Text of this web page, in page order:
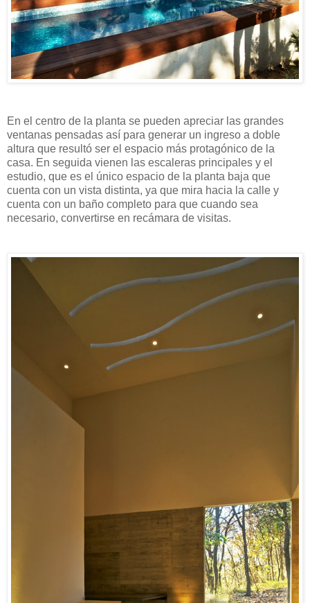
En el centro de la planta se pueden apreciar las grandes
ventanas pensadas así para generar un ingreso a doble
altura que resultó ser el espacio más protagónico de la
casa. En seguida vienen las escaleras principales y el
estudio, que es el único espacio de la planta baja que
cuenta con un vista distinta, ya que mira hacia la calle y
cuenta con un baño completo para que cuando sea
necesario, convertirse en recámara de visitas.